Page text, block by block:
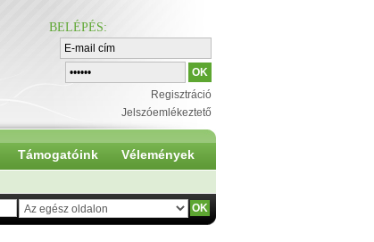
BELÉPÉS:
Regisztráció
Jelszóemlékeztető
Támogatóink Vélemények